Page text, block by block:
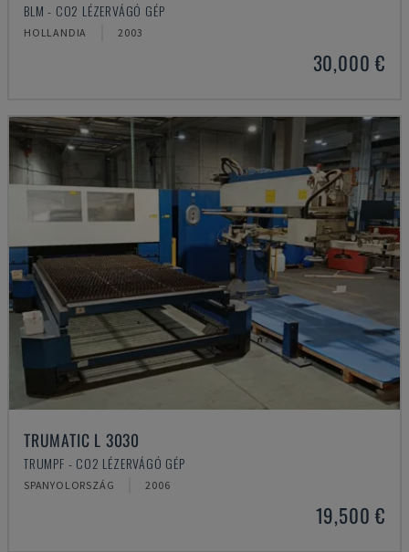
BLM - CO2 LÉZERVÁGÓ GÉP
HOLLANDIA 2003
30,000 €
TRUMATIC L 3030
TRUMPF - CO2 LÉZERVÁGÓ GÉP
SPANYOLORSZÁG 2006
19,500 €